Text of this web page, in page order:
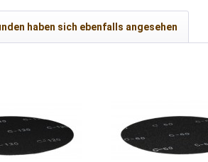
haben sich ebenfalls angesehen